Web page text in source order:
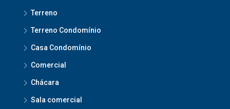
Terreno
Terreno Condomínio
Casa Condomínio
Comercial
Chácara
Sala comercial